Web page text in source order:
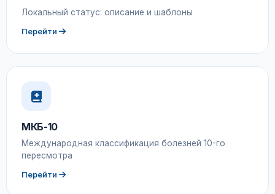
Локальный статус: описание и шаблоны
Перейти
МКБ-10
Международная классификация болезней 10-го
пересмотра
Перейти